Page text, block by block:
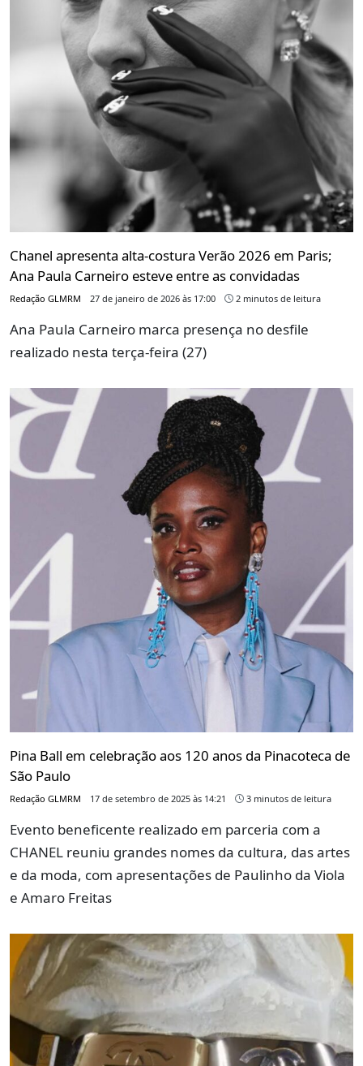
Chanel apresenta alta-costura Verão 2026 em Paris;
Ana Paula Carneiro esteve entre as convidadas
Redação GLMRM 27 de janeiro de 2026 às 17:00 2 minutos de leitura
Ana Paula Carneiro marca presença no desfile
realizado nesta terça-feira (27)
Pina Ball em celebração aos 120 anos da Pinacoteca de
São Paulo
Redação GLMRM 17 de setembro de 2025 às 14:21 3 minutos de leitura
Evento beneficente realizado em parceria com a
CHANEL reuniu grandes nomes da cultura, das artes
e da moda, com apresentações de Paulinho da Viola
e Amaro Freitas